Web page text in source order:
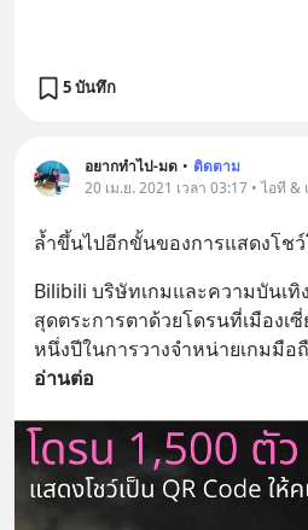
5 บันทึก
อยากทำไป-มด • ติดตาม
20 เม.ย. 2021 เวลา 03:17 • ไอที &
ล้ำขึ้นไปอีกขั้นของการแสดงโช
Bilibili บริษัทเกมและความบันเ
สุดตระการตาด้วยโดรนที่เมืองเ
หนึ่งปีในการวางจำหน่ายเกมมือ
อ่านต่อ